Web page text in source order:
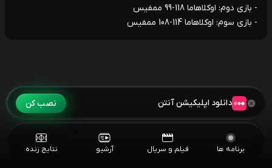
- بازی دوم: اوکلاهاما 118-99 ممفیس
- بازی سوم: اوکلاهاما 114-108 ممفیس
برنامه ها فیلم و سریال آرشیو نتایج زنده
دانلود اپلیکیشن آنتن نصب کن